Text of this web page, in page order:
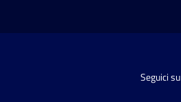
Seguici su